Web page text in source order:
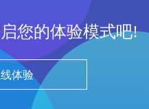
您的体验模式吧!
体验